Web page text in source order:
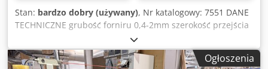
Stan: bardzo dobry (używany), Nr katalogowy: 7551 DANE
TECHNICZNE grubość forniru 0,4-2mm szerokość przejścia
pod korpusem 920mm sterowanie pedałem nożnym
wymiar blatu 1250x340mm 2 rolki dociskowe metalowe
zapotrzebowanie powietrza 6 bar rolka gumowa, ciągnąca
Ogłoszenia